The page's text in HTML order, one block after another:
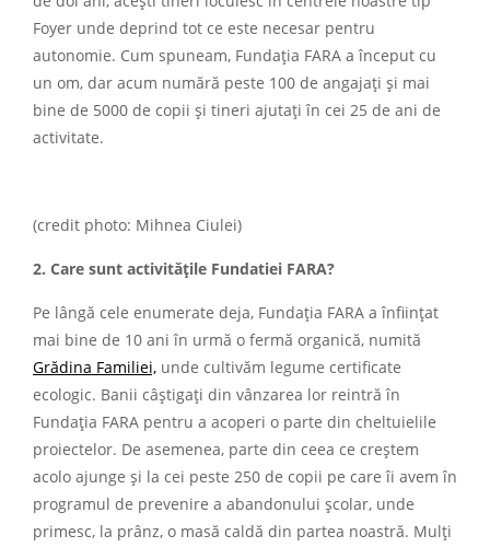
Foyer unde deprind tot ce este necesar pentru
autonomie. Cum spuneam, Fundația FARA a început cu
un om, dar acum numără peste 100 de angajați și mai
bine de 5000 de copii și tineri ajutați în cei 25 de ani de
activitate.
(credit photo: Mihnea Ciulei)
2. Care sunt activitățile Fundatiei FARA?
Pe lângă cele enumerate deja, Fundația FARA a înființat
mai bine de 10 ani în urmă o fermă organică, numită
Grădina Familiei, unde cultivăm legume certificate
ecologic. Banii câștigați din vânzarea lor reintră în
Fundația FARA pentru a acoperi o parte din cheltuielile
proiectelor. De asemenea, parte din ceea ce creștem
acolo ajunge și la cei peste 250 de copii pe care îi avem în
programul de prevenire a abandonului școlar, unde
primesc, la prânz, o masă caldă din partea noastră. Mulți